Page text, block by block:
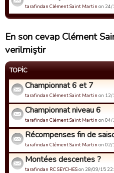
tarafindan Clément Saint Martin on
En son cevap Clément
verilmiştir
TOPIC
Championnat 6 et 7
tarafindan Clément Saint Martin on
Championnat niveau 6
tarafindan Clément Saint Martin on
Récompenses fin de
tarafindan Clément Saint Martin on
Montées descentes ?
tarafindan RC SEYCHESon 28/09/15